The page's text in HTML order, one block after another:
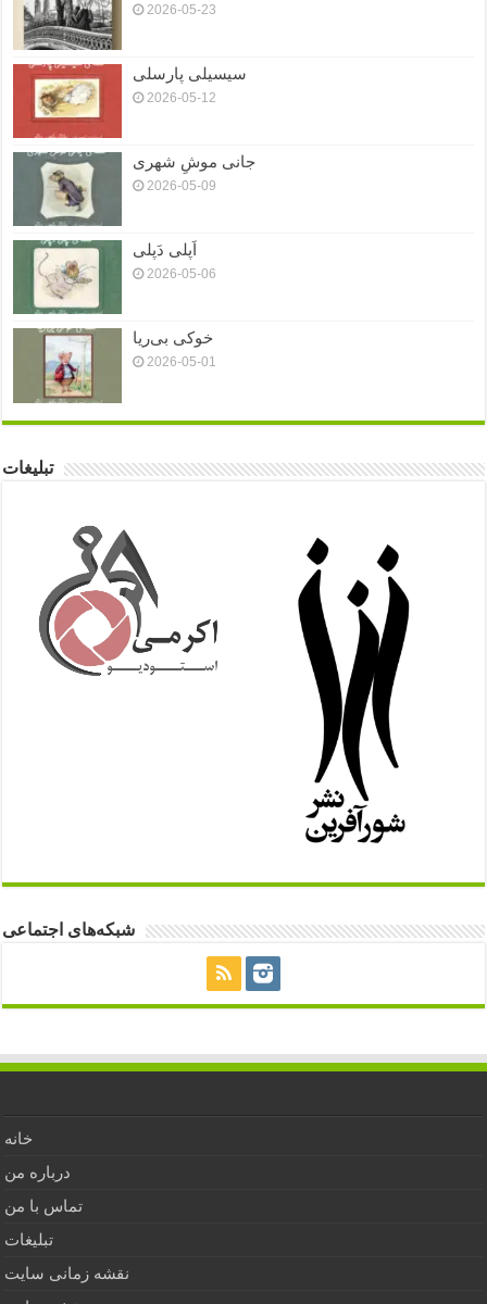
2026-05-23
سیسیلی پارسلی
2026-05-12
جانی موشِ شهری
2026-05-09
اَپلی دَپلی
2026-05-06
خوکی بی‌ریا
2026-05-01
تبلیغات
شبکه‌های اجتماعی
خانه
درباره من
تماس با من
تبلیغات
نقشه زمانی سایت